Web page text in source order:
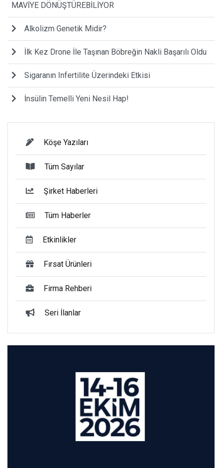
MAVİYE DÖNÜŞTÜREBİLİYOR
Alkolizm Genetik Midir?
İlk Kez Drone İle Taşınan Böbreğin Nakli Başarılı Oldu
Sigaranın Infertilite Üzerindeki Etkisi
İnsülin Temelli Yeni Nesil Hap!
Köşe Yazıları
Tüm Sayılar
Şirket Haberleri
Tüm Haberler
Etkinlikler
Fırsat Ürünleri
Firma Rehberi
Seri İlanlar